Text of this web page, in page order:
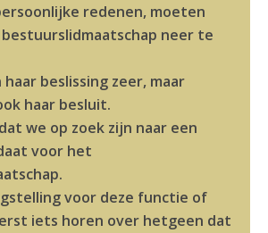
redenen, moeten
neer te
beslissing zeer, maar
haar besluit.
we op zoek zijn naar een
voor het
voor deze functie of
iets horen over hetgeen dat